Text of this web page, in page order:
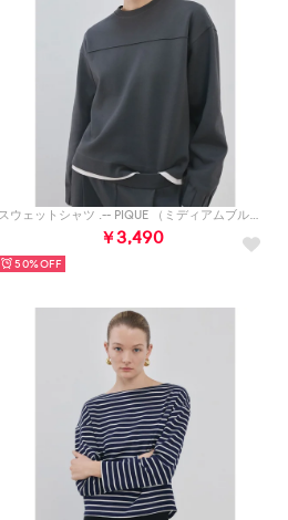
スウェットシャツ .-- PIQUE （ミディアムブルー）
￥3,490
50%